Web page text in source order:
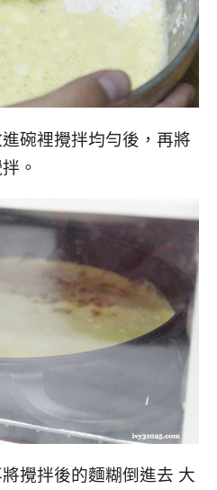
碗裡攪拌均勻後，再將
。
攪拌後的麵糊倒進去 大